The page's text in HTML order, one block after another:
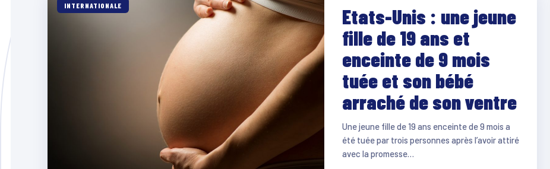
INTERNATIONALE
Etats-Unis : une jeune
fille de 19 ans et
enceinte de 9 mois
tuée et son bébé
arraché de son ventre
Une jeune fille de 19 ans enceinte de 9 mois a
été tuée par trois personnes après l’avoir attiré
avec la promesse…